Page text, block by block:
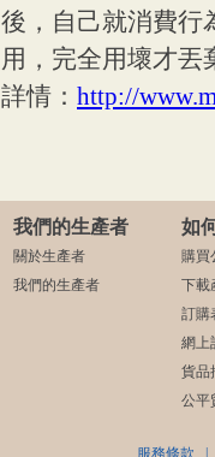
後，自己就消費行
用，完全用壞才丟
詳情： http://
我們的生產者 如
關於生產者
我們的生產者
購買
下載
訂購
網上
貨品
公平
服務條款